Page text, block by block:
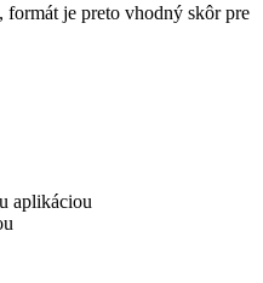
je preto vhodný skôr pre
aplikáciou